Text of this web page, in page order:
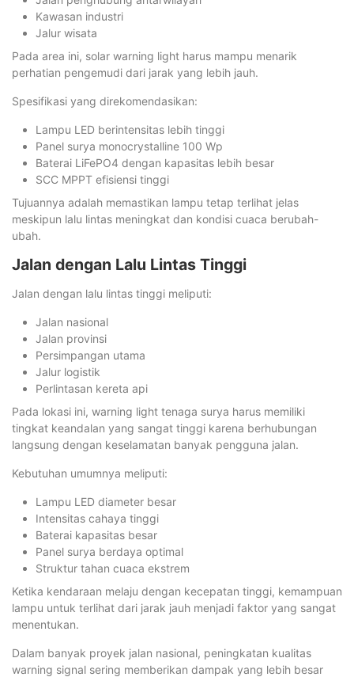
Kawasan industri
Jalur wisata
Pada area ini, solar warning light harus mampu menarik
perhatian pengemudi dari jarak yang lebih jauh.
Spesifikasi yang direkomendasikan:
Lampu LED berintensitas lebih tinggi
Panel surya monocrystalline 100 Wp
Baterai LiFePO4 dengan kapasitas lebih besar
SCC MPPT efisiensi tinggi
Tujuannya adalah memastikan lampu tetap terlihat jelas
meskipun lalu lintas meningkat dan kondisi cuaca berubah-
ubah.
Jalan dengan Lalu Lintas Tinggi
Jalan dengan lalu lintas tinggi meliputi:
Jalan nasional
Jalan provinsi
Persimpangan utama
Jalur logistik
Perlintasan kereta api
Pada lokasi ini, warning light tenaga surya harus memiliki
tingkat keandalan yang sangat tinggi karena berhubungan
langsung dengan keselamatan banyak pengguna jalan.
Kebutuhan umumnya meliputi:
Lampu LED diameter besar
Intensitas cahaya tinggi
Baterai kapasitas besar
Panel surya berdaya optimal
Struktur tahan cuaca ekstrem
Ketika kendaraan melaju dengan kecepatan tinggi, kemampuan
lampu untuk terlihat dari jarak jauh menjadi faktor yang sangat
menentukan.
Dalam banyak proyek jalan nasional, peningkatan kualitas
warning signal sering memberikan dampak yang lebih besar